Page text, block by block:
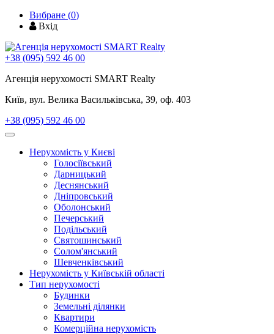
Вибране (0)
Вхід
+38 (095) 592 46 00
Агенція нерухомості SMART Realty
Київ, вул. Велика Васильківська, 39, оф. 403
+38 (095) 592 46 00
Toggle
navigationНерухомість у Києві
Голосіївський
Дарницький
Деснянський
Дніпровський
Оболонський
Печерський
Подільський
Святошинський
Солом'янський
Шевченківський
Нерухомість у Київській області
Тип нерухомості
Будинки
Земельні ділянки
Квартири
Комерційна нерухомість